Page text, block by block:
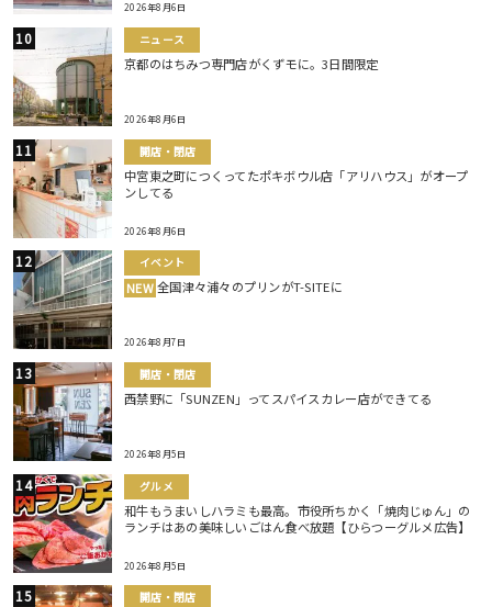
2026年8月6日
ニュース
京都のはちみつ専門店がくずモに。3日間限定
2026年8月6日
開店・閉店
中宮東之町につくってたポキボウル店「アリハウス」がオープ
ンしてる
2026年8月6日
イベント
NEW 全国津々浦々のプリンがT-SITEに
2026年8月7日
開店・閉店
西禁野に「SUNZEN」ってスパイスカレー店ができてる
2026年8月5日
グルメ
和牛もうまいしハラミも最高。市役所ちかく「焼肉じゅん」の
ランチはあの美味しいごはん食べ放題【ひらつーグルメ広告】
2026年8月5日
開店・閉店